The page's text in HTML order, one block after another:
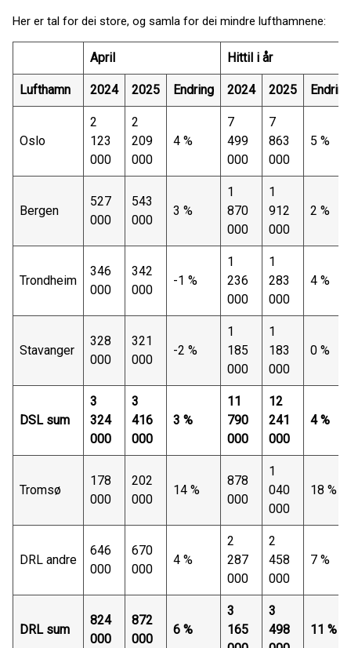
Her er tal for dei store, og samla for dei mindre lufthamnene:
April Hittil i år
Lufthamn 2024 2025 Endring 2024 2025 Endring
Oslo
2
123
000
2
209
000
4 %
7
499
000
7
863
000
5 %
Bergen
527
000
543
000
3 %
1
870
000
1
912
000
2 %
Trondheim
346
000
342
000
-1 %
1
236
000
1
283
000
4 %
Stavanger
328
000
321
000
-2 %
1
185
000
1
183
000
0 %
DSL sum
3
324
000
3
416
000
3 %
11
790
000
12
241
000
4 %
Tromsø
178
000
202
000
14 %
878
000
1
040
000
18 %
DRL andre
646
000
670
000
4 %
2
287
000
2
458
000
7 %
DRL sum
824
000
872
000
6 %
3
165
3
498
11 %